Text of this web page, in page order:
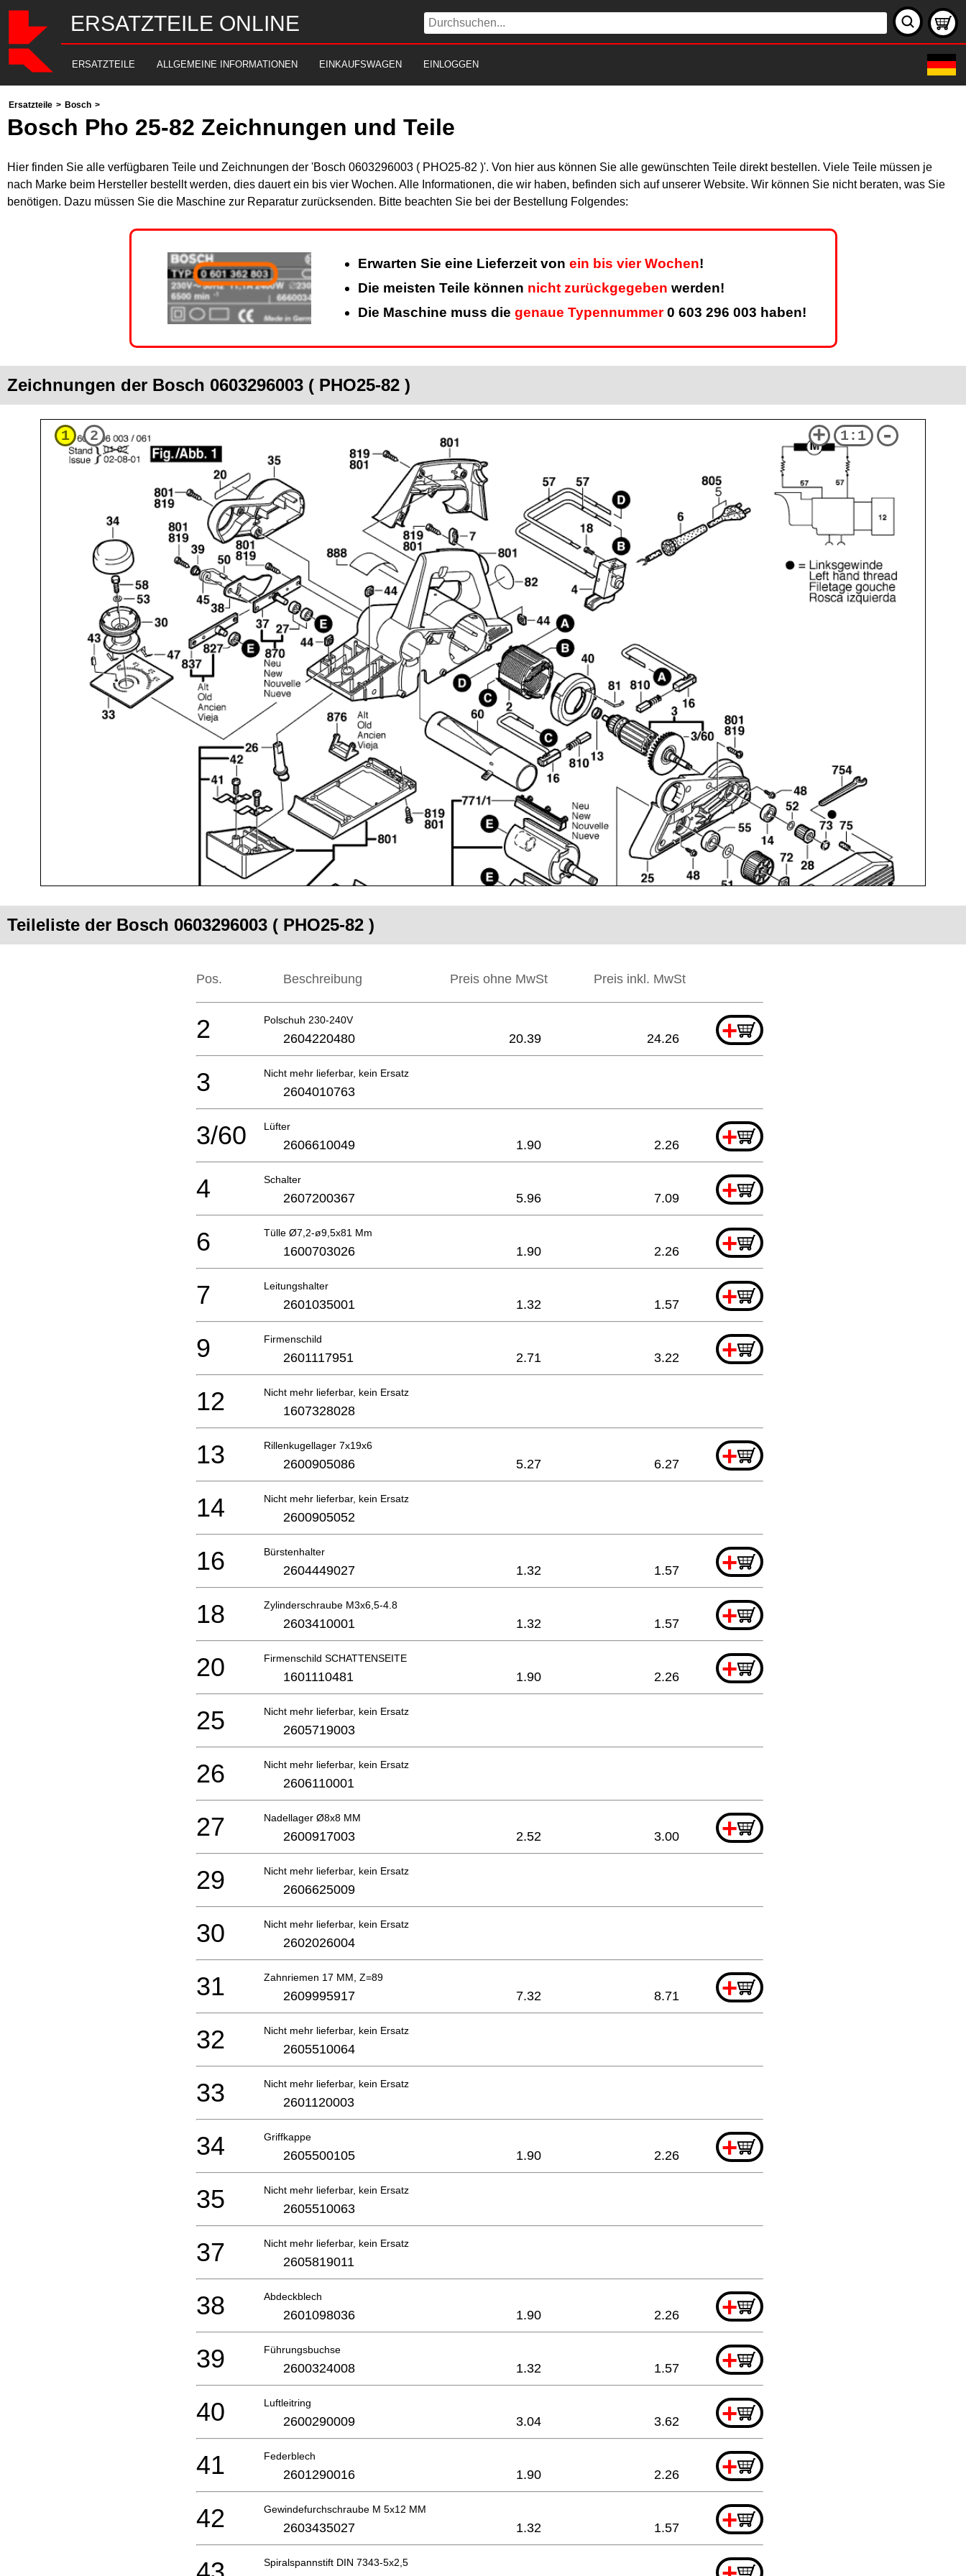
ERSATZTEILE ONLINE
ERSATZTEILE ALLGEMEINE INFORMATIONEN EINKAUFSWAGEN EINLOGGEN
Ersatzteile > Bosch >
Bosch Pho 25-82 Zeichnungen und Teile
Hier finden Sie alle verfügbaren Teile und Zeichnungen der 'Bosch 0603296003 ( PHO25-82 )'. Von hier aus können Sie alle gewünschten Teile direkt bestellen. Viele Teile müssen je
nach Marke beim Hersteller bestellt werden, dies dauert ein bis vier Wochen. Alle Informationen, die wir haben, befinden sich auf unserer Website. Wir können Sie nicht beraten, was Sie
benötigen. Dazu müssen Sie die Maschine zur Reparatur zurücksenden. Bitte beachten Sie bei der Bestellung Folgendes:
Erwarten Sie eine Lieferzeit von ein bis vier Wochen!
Die meisten Teile können nicht zurückgegeben werden!
Die Maschine muss die genaue Typennummer0 603 296 003 haben!
Zeichnungen der Bosch 0603296003 ( PHO25-82 )
1 2 + 1:1 -
Teileliste der Bosch 0603296003 ( PHO25-82 )
Pos. Beschreibung Preis ohne MwSt Preis inkl. MwSt
Polschuh 230-240V +
2 2604220480 20.39 24.26
Nicht mehr lieferbar, kein Ersatz
3 2604010763
Lüfter +
3/60 2606610049 1.90 2.26
Schalter +
4 2607200367 5.96 7.09
Tülle Ø7,2-ø9,5x81 Mm +
6 1600703026 1.90 2.26
Leitungshalter +
7 2601035001 1.32 1.57
Firmenschild +
9 2601117951 2.71 3.22
Nicht mehr lieferbar, kein Ersatz
12 1607328028
Rillenkugellager 7x19x6 +
13 2600905086 5.27 6.27
Nicht mehr lieferbar, kein Ersatz
14 2600905052
Bürstenhalter +
16 2604449027 1.32 1.57
Zylinderschraube M3x6,5-4.8 +
18 2603410001 1.32 1.57
Firmenschild SCHATTENSEITE +
20 1601110481 1.90 2.26
Nicht mehr lieferbar, kein Ersatz
25 2605719003
Nicht mehr lieferbar, kein Ersatz
26 2606110001
Nadellager Ø8x8 MM +
27 2600917003 2.52 3.00
Nicht mehr lieferbar, kein Ersatz
29 2606625009
Nicht mehr lieferbar, kein Ersatz
30 2602026004
Zahnriemen 17 MM, Z=89 +
31 2609995917 7.32 8.71
Nicht mehr lieferbar, kein Ersatz
32 2605510064
Nicht mehr lieferbar, kein Ersatz
33 2601120003
Griffkappe +
34 2605500105 1.90 2.26
Nicht mehr lieferbar, kein Ersatz
35 2605510063
Nicht mehr lieferbar, kein Ersatz
37 2605819011
Abdeckblech +
38 2601098036 1.90 2.26
Führungsbuchse +
39 2600324008 1.32 1.57
Luftleitring +
40 2600290009 3.04 3.62
Federblech +
41 2601290016 1.90 2.26
Gewindefurchschraube M 5x12 MM +
42 2603435027 1.32 1.57
Spiralspannstift DIN 7343-5x2,5